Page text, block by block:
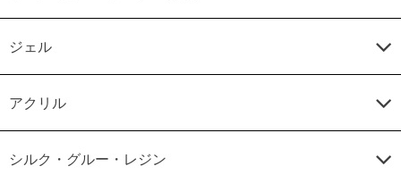
ジェル
アクリル
シルク・グルー・レジン